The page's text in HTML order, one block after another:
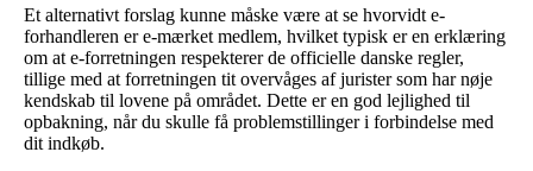
Et alternativt forslag kunne måske være at se hvorvidt e-
forhandleren er e-mærket medlem, hvilket typisk er en erklæring
om at e-forretningen respekterer de officielle danske regler,
tillige med at forretningen tit overvåges af jurister som har nøje
kendskab til lovene på området. Dette er en god lejlighed til
opbakning, når du skulle få problemstillinger i forbindelse med
dit indkøb.